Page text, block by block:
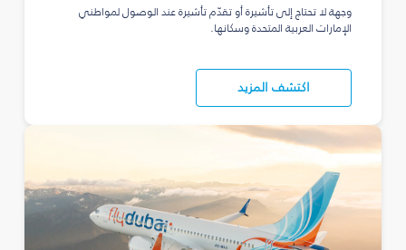
وجهة لا تحتاج إلى تأشيرة أو تقدّم تأشيرة عند الوصول لمواطني
الإمارات العربية المتحدة وسكانها.
اكتشف المزيد